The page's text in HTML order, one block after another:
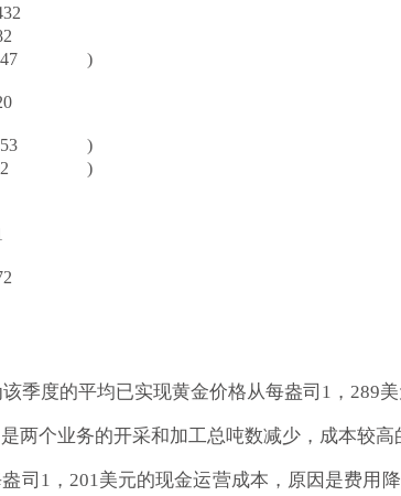
)
)
)
季度的平均已实现黄金价格从每盎司1，289美
个业务的开采和加工总吨数减少，成本较高
司1，201美元的现金运营成本，原因是费用